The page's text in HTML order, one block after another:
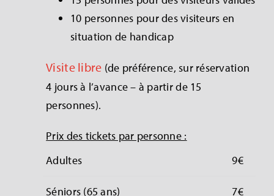
10 personnes pour des visiteurs en
situation de handicap
Visite libre (de préférence, sur réservation
4 jours à l’avance – à partir de 15
personnes).
Prix des tickets par personne :
Adultes
9€
Séniors (65 ans) 7€